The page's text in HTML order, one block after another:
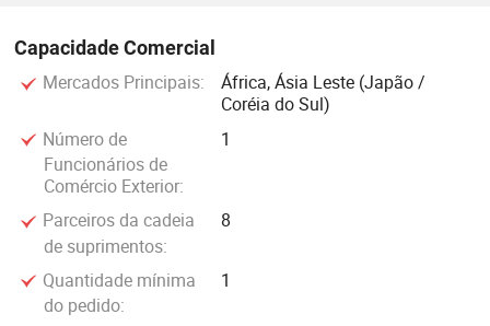
Capacidade Comercial
Mercados Principais:
África, Ásia Leste (Japão /
Coréia do Sul)
Número de
Funcionários de
Comércio Exterior:
1
Parceiros da cadeia
de suprimentos:
8
Quantidade mínima
do pedido:
1